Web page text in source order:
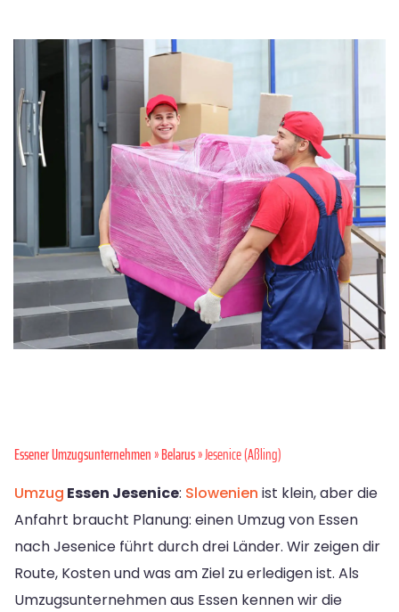
Essener Umzugsunternehmen»Belarus» Jesenice (Aßling)
Umzug Essen Jesenice: Slowenien ist klein, aber die
Anfahrt braucht Planung: einen Umzug von Essen
nach Jesenice führt durch drei Länder. Wir zeigen dir
Route, Kosten und was am Ziel zu erledigen ist. Als
Umzugsunternehmen aus Essen kennen wir die